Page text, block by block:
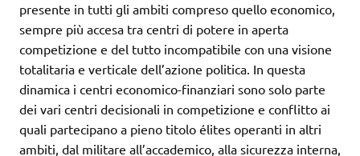
presente in tutti gli ambiti compreso quello economico,
sempre più accesa tra centri di potere in aperta
competizione e del tutto incompatibile con una visione
totalitaria e verticale dell’azione politica. In questa
dinamica i centri economico-finanziari sono solo parte
dei vari centri decisionali in competizione e conflitto ai
quali partecipano a pieno titolo élites operanti in altri
ambiti, dal militare all’accademico, alla sicurezza interna,